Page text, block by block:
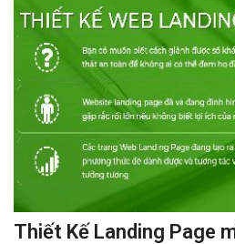
Thiết Kế Landing Page